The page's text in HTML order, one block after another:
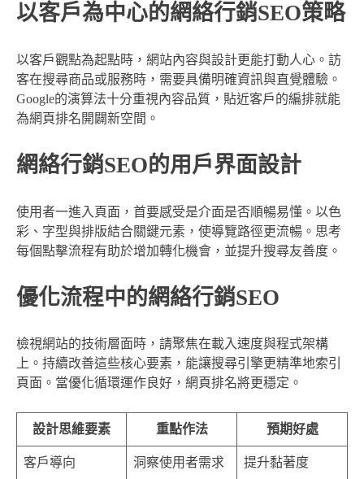
以客戶為中心的網絡行銷SEO策略
以客戶觀點為起點時，網站內容與設計更能打動人心。訪
客在搜尋商品或服務時，需要具備明確資訊與直覺體驗。
Google的演算法十分重視內容品質，貼近客戶的編排就能
為網頁排名開闢新空間。
網絡行銷SEO的用戶界面設計
使用者一進入頁面，首要感受是介面是否順暢易懂。以色
彩、字型與排版結合關鍵元素，使導覽路徑更流暢。思考
每個點擊流程有助於增加轉化機會，並提升搜尋友善度。
優化流程中的網絡行銷SEO
檢視網站的技術層面時，請聚焦在載入速度與程式架構
上。持續改善這些核心要素，能讓搜尋引擎更精準地索引
頁面。當優化循環運作良好，網頁排名將更穩定。
設計思維要素 重點作法 預期好處
客戶導向 洞察使用者需求 提升黏著度